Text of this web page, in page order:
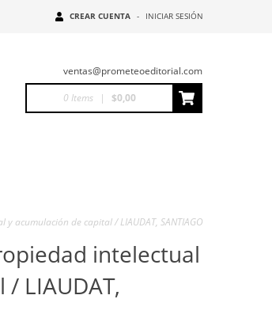
CREAR CUENTA - INICIAR SESIÓN
ventas@prometeoeditorial.com
0 Items | $0,00
acumulación de capital / LIAUDAT, SANTIAGO
intelectual
LIAUDAT,